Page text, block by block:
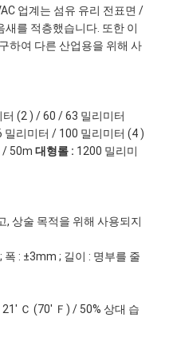
업계는 섬유 유리 전표면 /
를 적층했습니다. 또한 이
하여 다른 산업용을 위해 사
(2 ) / 60 / 63 밀리미터
리미터 / 100 밀리미터 (4 )
/ 50m대형롤 : 1200 밀리미
, 상술 목적을 위해 사용되지
폭 : ±3mm ; 길이 : 명부를 줄
Ｃ (70' Ｆ) / 50% 상대 습